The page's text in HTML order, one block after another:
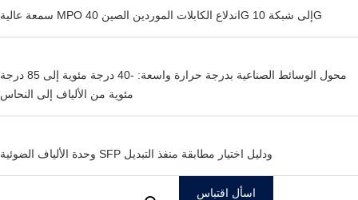
سمعة عالية MPO اندلاع الكابلات الموردين الصين 40G إلى شبكة 10G
محول الوسائط الصناعية بدرجة حرارة واسعة: -40 درجة مئوية إلى 85 درجة
مئوية من الألياف إلى النحاس
وحدة الألياف الضوئية SFP ودليل اختيار مطابقة منفذ التبديل
اسأل اقتباس